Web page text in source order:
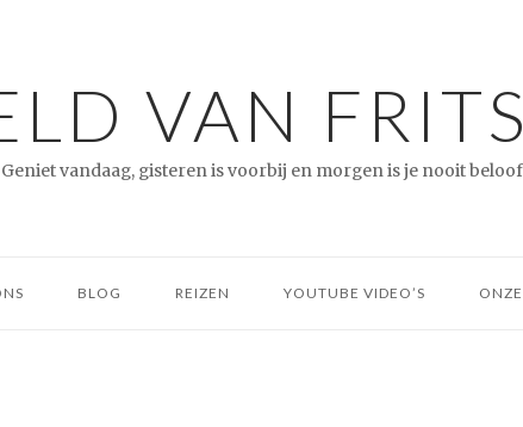
VAN
Geniet vandaag, gisteren is voorbij en morgen is je nooit
BLOG REIZEN YOUTUBE VIDEO’S